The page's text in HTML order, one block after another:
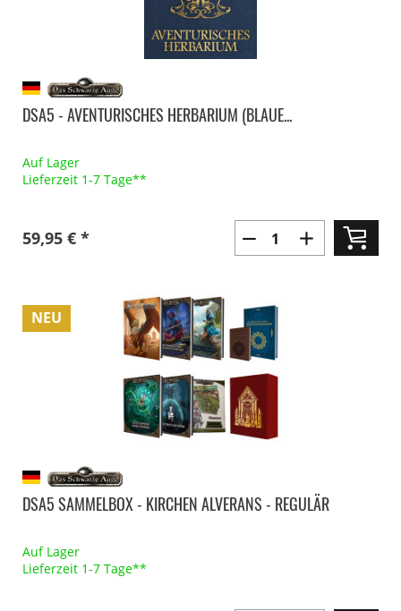
DSA5 - AVENTURISCHES HERBARIUM (BLAUE...
Auf Lager
Lieferzeit 1-7 Tage**
59,95 € *
NEU
DSA5 SAMMELBOX - KIRCHEN ALVERANS - REGULÄR
Auf Lager
Lieferzeit 1-7 Tage**